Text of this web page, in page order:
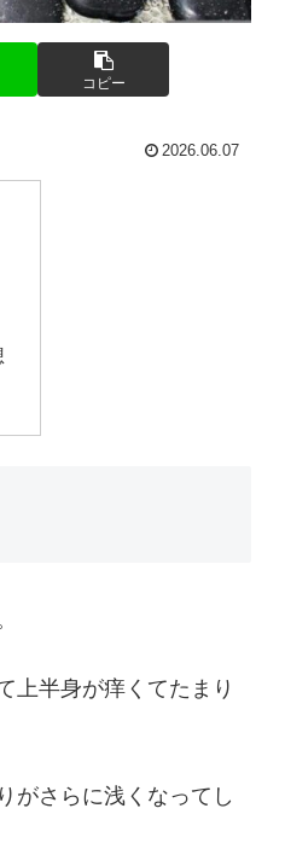
コピー
2026.06.07
上半身が痒くてたまり
がさらに浅くなってし